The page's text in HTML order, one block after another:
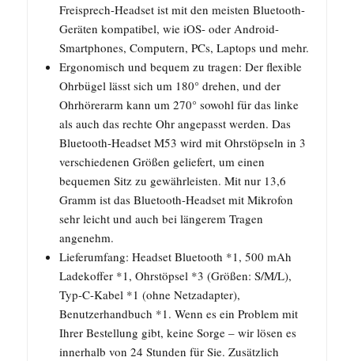
Freisprech-Headset ist mit den meisten Bluetooth-
Geräten kompatibel, wie iOS- oder Android-
Smartphones, Computern, PCs, Laptops und mehr.
Ergonomisch und bequem zu tragen: Der flexible
Ohrbügel lässt sich um 180° drehen, und der
Ohrhörerarm kann um 270° sowohl für das linke
als auch das rechte Ohr angepasst werden. Das
Bluetooth-Headset M53 wird mit Ohrstöpseln in 3
verschiedenen Größen geliefert, um einen
bequemen Sitz zu gewährleisten. Mit nur 13,6
Gramm ist das Bluetooth-Headset mit Mikrofon
sehr leicht und auch bei längerem Tragen
angenehm.
Lieferumfang: Headset Bluetooth *1, 500 mAh
Ladekoffer *1, Ohrstöpsel *3 (Größen: S/M/L),
Typ-C-Kabel *1 (ohne Netzadapter),
Benutzerhandbuch *1. Wenn es ein Problem mit
Ihrer Bestellung gibt, keine Sorge – wir lösen es
innerhalb von 24 Stunden für Sie. Zusätzlich